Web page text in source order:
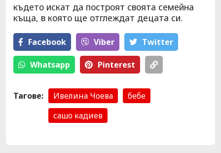
където искат да построят своята семейна
къща, в която ще отглеждат децата си.
Facebook Viber Тwitter
Whatsapp Pinterest
Тагове: Ивелина Чоева
бебе
сашо кадиев